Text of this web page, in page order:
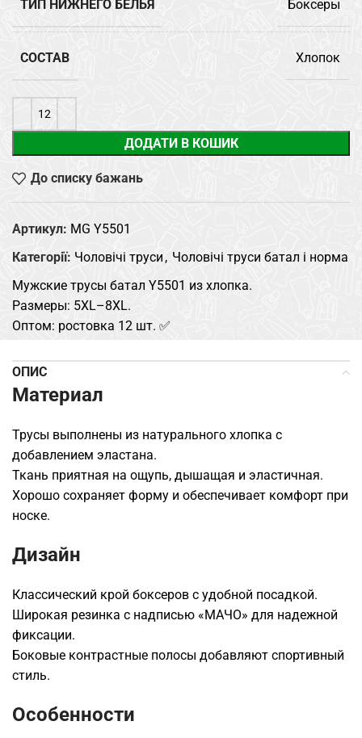
ТИП НИЖНЕГО БЕЛЬЯ Боксеры
СОСТАВ Хлопок
ДОДАТИ В КОШИК
До списку бажань
Артикул: MG Y5501
Категорії: Чоловічі труси , Чоловічі труси батал і норма
Мужские трусы батал Y5501 из хлопка.
Размеры: 5XL–8XL.
Оптом: ростовка 12 шт. ✅
ОПИС
Материал
Трусы выполнены из натурального хлопка с
добавлением эластана.
Ткань приятная на ощупь, дышащая и эластичная.
Хорошо сохраняет форму и обеспечивает комфорт при
носке.
Дизайн
Классический крой боксеров с удобной посадкой.
Широкая резинка с надписью «МАЧО» для надежной
фиксации.
Боковые контрастные полосы добавляют спортивный
стиль.
Особенности